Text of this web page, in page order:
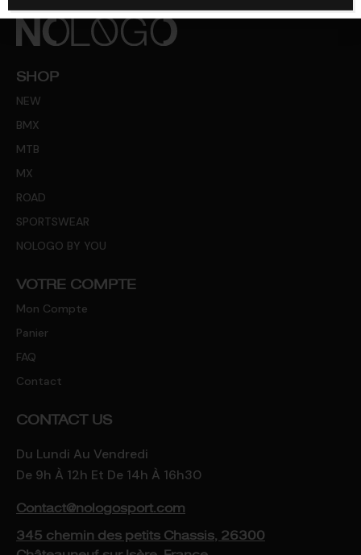
SHOP
NEW
BMX
MTB
MX
ROAD
SPORTSWEAR
NOLOGO BY YOU
VOTRE COMPTE
Mon Compte
Panier
FAQ
Contact
CONTACT US
Du Lundi Au Vendredi
De 9h À 12h Et De 14h À 16h30
Contact@nologosport.com
345 chemin des petits Chassis, 26300